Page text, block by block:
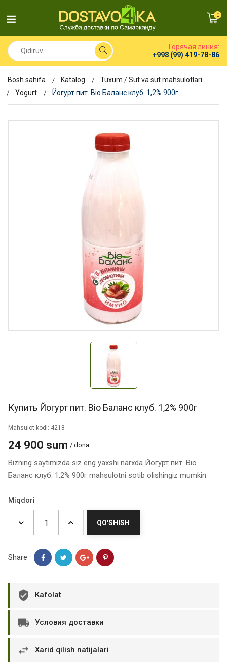
0
Горячая линия:
+998 (99) 419-78-86
Bosh sahifa Katalog
Tuxum / Sut va sut mahsulotlari
Yogurt
Йогурт пит. Bio Баланс клуб. 1,2% 900г
Купить Йогурт пит. Bio Баланс клуб. 1,2% 900г
Mahsulot kodi: 4218
24 900 sum / dona
Bizning saytimizda siz eng yaxshi narxda Йогурт пит. Bio
Баланс клуб. 1,2% 900г mahsulotni sotib olishingiz mumkin
Miqdori
QO'SHISH
Share
Kafolat
Условия доставки
Xarid qilish natijalari